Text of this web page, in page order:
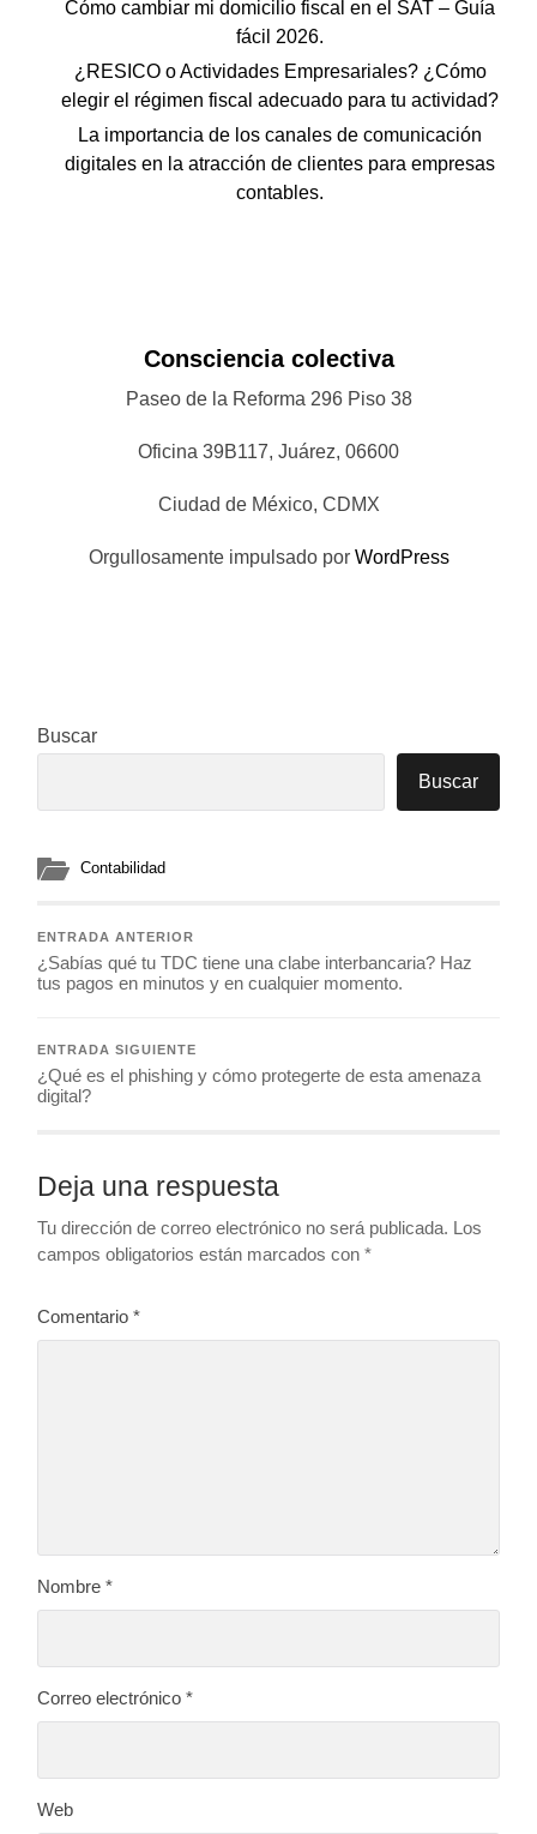
Cómo cambiar mi domicilio fiscal en el SAT – Guía
fácil 2026.
¿RESICO o Actividades Empresariales? ¿Cómo
elegir el régimen fiscal adecuado para tu actividad?
La importancia de los canales de comunicación
digitales en la atracción de clientes para empresas
contables.
Consciencia colectiva
Paseo de la Reforma 296 Piso 38
Oficina 39B117, Juárez, 06600
Ciudad de México, CDMX
Orgullosamente impulsado por WordPress
Buscar
Buscar
Contabilidad
ENTRADA ANTERIOR
¿Sabías qué tu TDC tiene una clabe interbancaria? Haz
tus pagos en minutos y en cualquier momento.
ENTRADA SIGUIENTE
¿Qué es el phishing y cómo protegerte de esta amenaza
digital?
Deja una respuesta
Tu dirección de correo electrónico no será publicada. Los
campos obligatorios están marcados con*
Comentario*
Nombre*
Correo electrónico*
Web